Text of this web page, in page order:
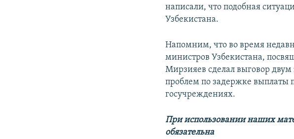
написали, что подобная
Узбекистана.
Напомним, что во время
министров Узбекистана,
Мирзияев сделал выговор
проблем по задержке
госучреждениях.
При использовании наших
обязательна